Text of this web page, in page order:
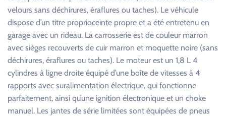
velours sans déchirures, éraflures ou taches). Le véhicule
dispose d’un titre proprioceinte propre et a été entretenu en
garage avec un rideau. La carrosserie est de couleur marron
avec sièges recouverts de cuir marron et moquette noire (sans
déchirures, éraflures ou taches). Le moteur est un 1,8 L 4
cylindres à ligne droite équipé d’une boîte de vitesses à 4
rapports avec suralimentation électrique, qui fonctionne
parfaitement, ainsi qu’une ignition électronique et un choke
manuel. Les jantes de série limitées sont équipées de pneus